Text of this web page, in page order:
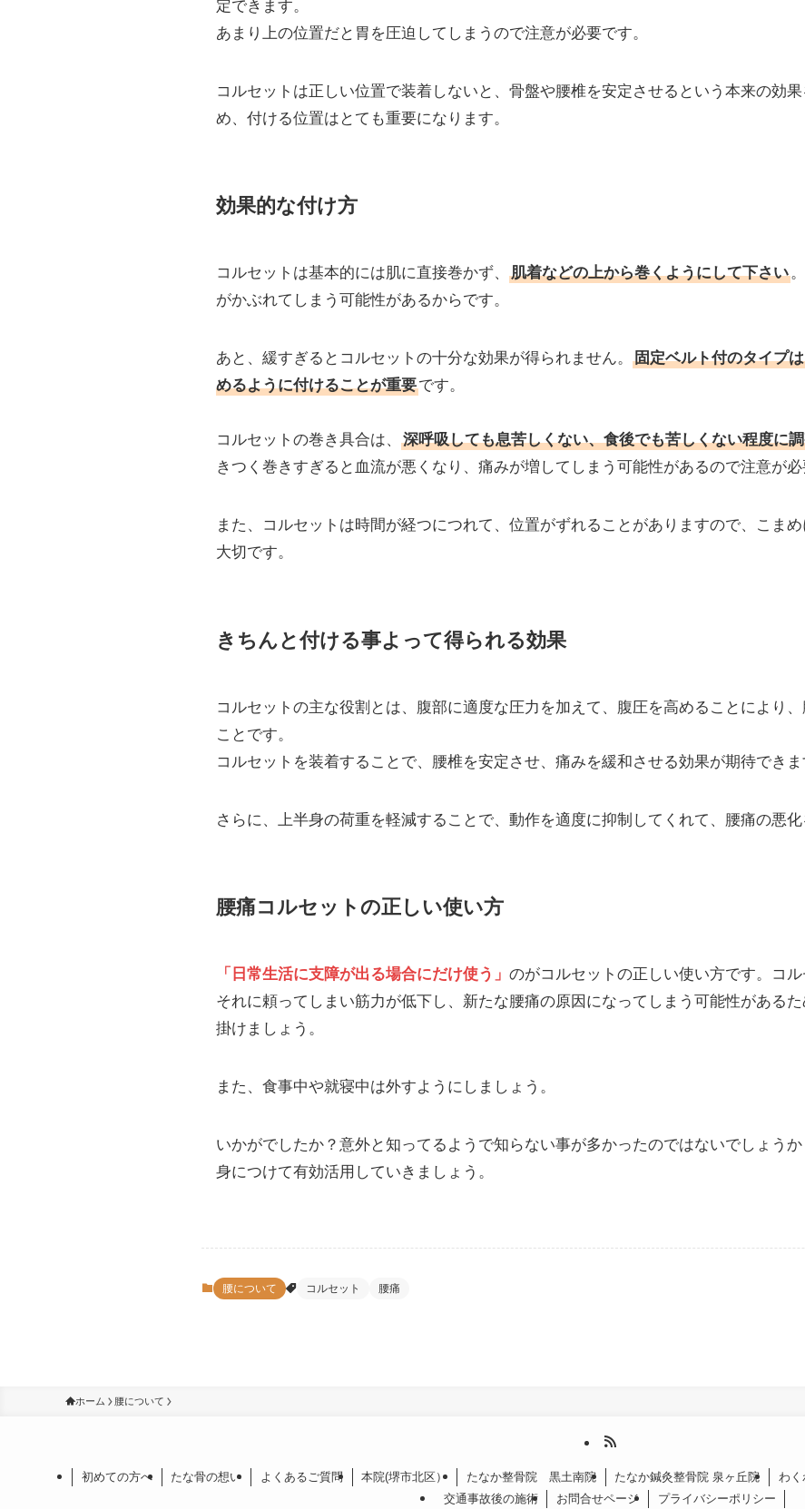
定できます。
あまり上の位置だと胃を圧迫してしまうので注意が必要です。
コルセットは正しい位置で装着しないと、骨盤や腰椎を安定させるという本来の効
め、付ける位置はとても重要になります。
効果的な付け方
コルセットは基本的には肌に直接巻かず、 肌着などの上から巻くようにして下さい
がかぶれてしまう可能性があるからです。
あと、緩すぎるとコルセットの十分な効果が得られません。
固定ベルト付のタイプ
めるように付けることが重要です。
コルセットの巻き具合は、
深呼吸しても息苦しくない、食後でも苦しくない程度に
きつく巻きすぎると血流が悪くなり、痛みが増してしまう可能性があるので注意が必
また、コルセットは時間が経つにつれて、位置がずれることがありますので、こま
大切です。
きちんと付ける事よって得られる効果
コルセットの主な役割とは、腹部に適度な圧力を加えて、腹圧を高めることにより
ことです。
コルセットを装着することで、腰椎を安定させ、痛みを緩和させる効果が期待できま
さらに、上半身の荷重を軽減することで、動作を適度に抑制してくれて、腰痛の悪化
腰痛コルセットの正しい使い方
「日常生活に支障が出る場合にだけ使う」 のがコルセットの正しい使い方です。コル
それに頼ってしまい筋力が低下し、新たな腰痛の原因になってしまう可能性がある
掛けましょう。
また、食事中や就寝中は外すようにしましょう。
いかがでしたか？意外と知ってるようで知らない事が多かったのではないでしょう
身につけて有効活用していきましょう。
腰について コルセット 腰痛
ホーム 腰について
初めての方へ たな骨の想い よくあるご質問 本院(堺市北区） たなか整骨院 黒土南院 たなか鍼灸整骨院 泉ヶ丘院 わく
交通事故後の施術
お問合せページ プライバシーポリシー